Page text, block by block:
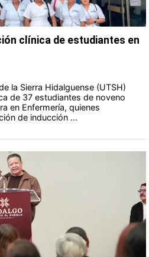
clínica de estudiantes en
la Sierra Hidalguense (UTSH)
de 37 estudiantes de noveno
en Enfermería, quienes
de inducción ...